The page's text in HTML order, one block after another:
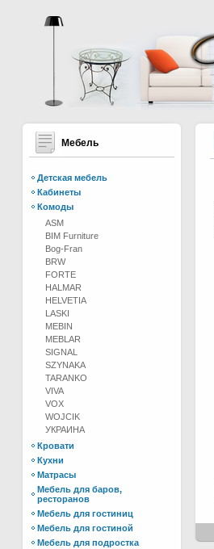
Мебель
Детская мебель
Кабинеты
Комоды
ASM
BIM Furniture
Bog-Fran
BRW
FORTE
HALMAR
HELVETIA
LASKI
MEBIN
MEBLAR
SIGNAL
SZYNAKA
TARANKO
VIVA
VOX
WOJCIK
УКРАИНА
Кровати
Кухни
Матрасы
Мебель для баров,
ресторанов
Мебель для гостиниц
Мебель для гостиной
Мебель для подростка